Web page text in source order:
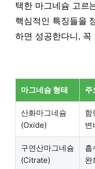
택한 마그네슘 고르
핵심적인 특징들을
하면 성공한다니, 꼭
마그네슘 형태 주
산화마그네슘
(Oxide)
함
변
구연산마그네슘
(Citrate)
흡
완